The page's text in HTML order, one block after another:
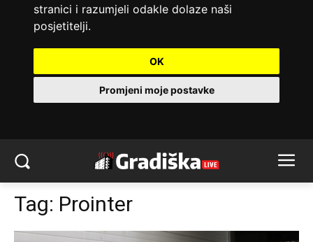
stranici i razumjeli odakle dolaze naši
posjetitelji.
OK
Promjeni moje postavke
Tag: Prointer